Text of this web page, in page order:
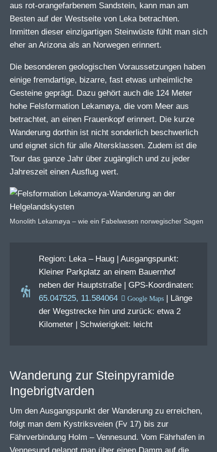
aus rot-orangefarbenem Sandstein, kann man am
Besten auf der Westseite von Leka betrachten.
Inmitten dieser einzigartigen Steinwüste fühlt man sich
eher an Arizona als an Norwegen erinnert.
Die besonderen geologischen Voraussetzungen haben
einige fremdartige, bizarre, fast etwas unheimliche
Gesteine geprägt. Dazu gehört auch die 124 Meter
hohe Felsformation Lekamøya, die vom Meer aus
betrachtet, an einen Frauenkopf erinnert. Die kurze
Wanderung dorthin ist nicht sonderlich beschwerlich
und eignet sich für alle Altersklassen. Zudem ist die
Tour das ganze Jahr über zugänglich und zu jeder
Jahreszeit einen Ausflug wert.
Monolith Lekamøya – wie ein Fabelwesen norwegischer Sagen
Region: Leka – Haug | Ausgangspunkt:
Kleiner Parkplatz an einem Bauernhof
neben der Hauptstraße | GPS-Koordinaten:
65.047525, 11.584064
| Länge
der Wegstrecke hin und zurück: etwa 2
Kilometer | Schwierigkeit: leicht
Wanderung zur Steinpyramide
Ingebrigtvarden
Um den Ausgangspunkt der Wanderung zu erreichen,
folgt man dem Kystriksveien (Fv 17) bis zur
Fährverbindung Holm – Vennesund. Vom Fährhafen in